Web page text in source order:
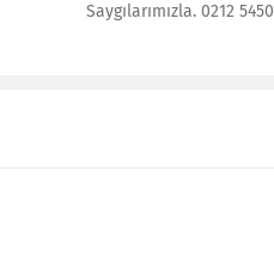
Saygılarımızla. 0212